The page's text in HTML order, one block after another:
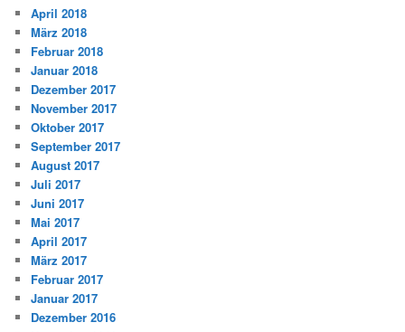
April 2018
März 2018
Februar 2018
Januar 2018
Dezember 2017
November 2017
Oktober 2017
September 2017
August 2017
Juli 2017
Juni 2017
Mai 2017
April 2017
März 2017
Februar 2017
Januar 2017
Dezember 2016